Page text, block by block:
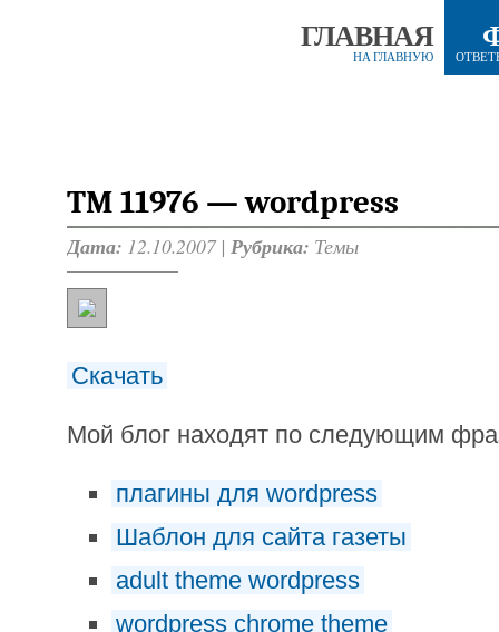
ГЛАВНАЯ
НА ГЛАВНУЮ
TM 11976 — wordpress
Дата: 12.10.2007 | Рубрика: Темы
Скачать
Мой блог находят по следующим
плагины для wordpress
Шаблон для сайта газеты
adult theme wordpress
wordpress chrome theme